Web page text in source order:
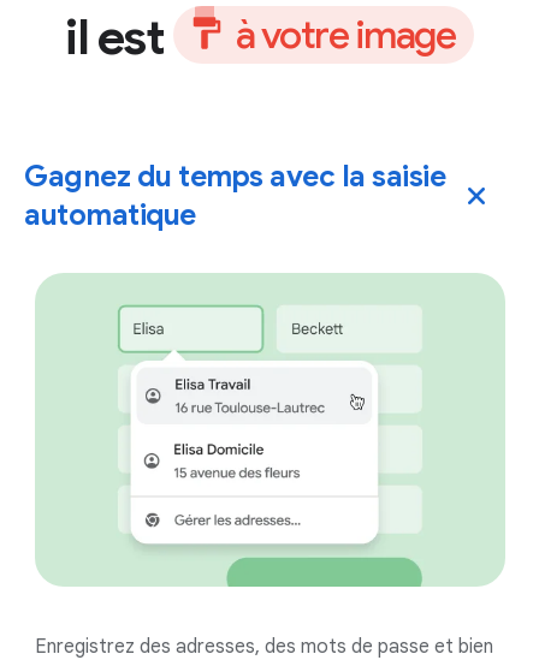
il est
àvotre image
Gagnez du temps avec la saisie
automatique
Enregistrez des adresses, des mots de passe et bien